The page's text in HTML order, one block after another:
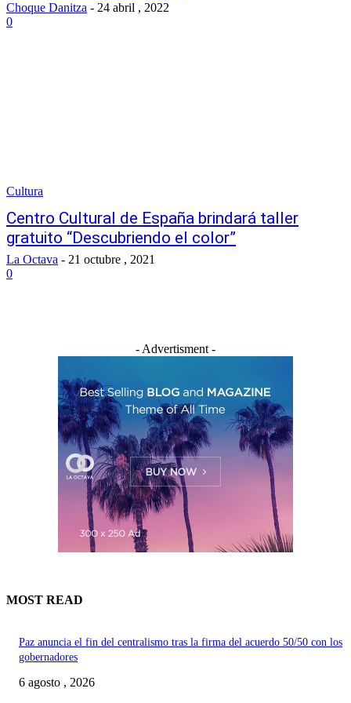
Choque Danitza - 24 abril , 2022
0
Cultura
Centro Cultural de España brindará taller
gratuito “Descubriendo el color”
La Octava - 21 octubre , 2021
0
- Advertisment -
MOST READ
Paz anuncia el fin del centralismo tras la firma del acuerdo 50/50 con los
gobernadores
6 agosto , 2026